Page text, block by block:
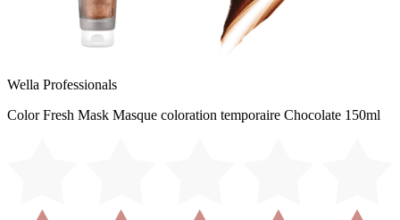
Wella Professionals
Color Fresh Mask Masque coloration temporaire Chocolate 150ml